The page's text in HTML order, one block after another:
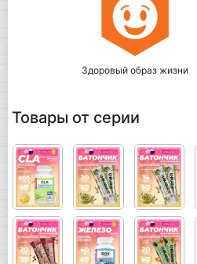
Здоровый образ жизни
Товары от серии